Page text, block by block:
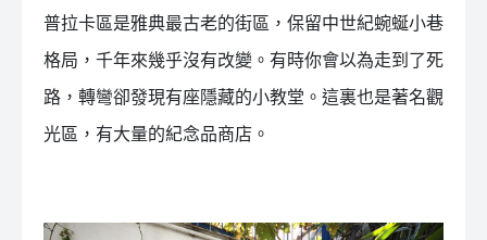
普拉卡區是雅典最古老的街區，保留中世紀蜿蜒小巷
格局，千年來幾乎沒有改變。有時你會以為走到了死
路，轉彎卻發現有座隱藏的小教堂。這裏也是著名觀
光區，有大量的紀念品商店。